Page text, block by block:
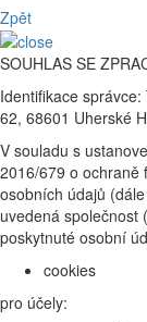
Zpět
SOUHLAS SE
Identifikace
62, 68601 Uherské
V souladu s
2016/679 o ochraně
osobních údajů
uvedená společnost
poskytnuté osobní
cookies
pro účely: